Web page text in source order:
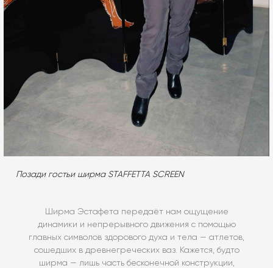
Позади гостьи ширма STAFFETTA SCREEN
Ширма Эстафета передаёт нам ощущение
динамики и непрерывного движения с помощью
главных символов здорового духа и тела — атлетов,
сошедших в древнегреческих ваз. Кажется, будто
ширма — лишь часть бесконечной конструкции,